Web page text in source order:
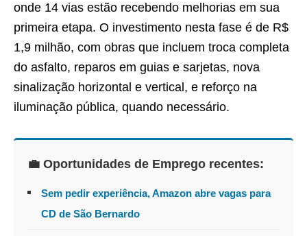
onde 14 vias estão recebendo melhorias em sua
primeira etapa. O investimento nesta fase é de R$
1,9 milhão, com obras que incluem troca completa
do asfalto, reparos em guias e sarjetas, nova
sinalização horizontal e vertical, e reforço na
iluminação pública, quando necessário.
💼 Oportunidades de Emprego recentes:
Sem pedir experiência, Amazon abre vagas para
CD de São Bernardo